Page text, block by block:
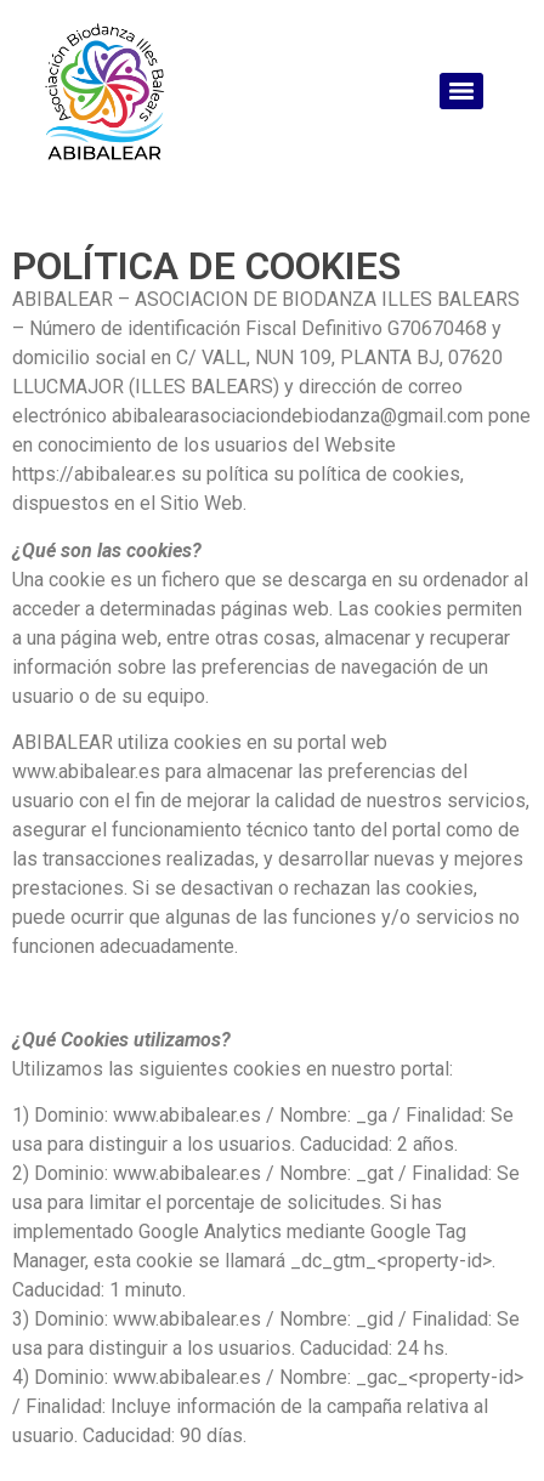
POLÍTICA DE COOKIES
ABIBALEAR – ASOCIACION DE BIODANZA ILLES BALEARS
– Número de identificación Fiscal Definitivo G70670468 y
domicilio social en C/ VALL, NUN 109, PLANTA BJ, 07620
LLUCMAJOR (ILLES BALEARS) y dirección de correo
electrónico abibalearasociaciondebiodanza@gmail.com pone
en conocimiento de los usuarios del Website
https://abibalear.es su política su política de cookies,
dispuestos en el Sitio Web.
¿Qué son las cookies?
Una cookie es un fichero que se descarga en su ordenador al
acceder a determinadas páginas web. Las cookies permiten
a una página web, entre otras cosas, almacenar y recuperar
información sobre las preferencias de navegación de un
usuario o de su equipo.
ABIBALEAR utiliza cookies en su portal web
www.abibalear.es para almacenar las preferencias del
usuario con el fin de mejorar la calidad de nuestros servicios,
asegurar el funcionamiento técnico tanto del portal como de
las transacciones realizadas, y desarrollar nuevas y mejores
prestaciones. Si se desactivan o rechazan las cookies,
puede ocurrir que algunas de las funciones y/o servicios no
funcionen adecuadamente.
¿Qué Cookies utilizamos?
Utilizamos las siguientes cookies en nuestro portal:
1) Dominio: www.abibalear.es / Nombre: _ga / Finalidad: Se
usa para distinguir a los usuarios. Caducidad: 2 años.
2) Dominio: www.abibalear.es / Nombre: _gat / Finalidad: Se
usa para limitar el porcentaje de solicitudes. Si has
implementado Google Analytics mediante Google Tag
Manager, esta cookie se llamará _dc_gtm_<property-id>.
Caducidad: 1 minuto.
3) Dominio: www.abibalear.es / Nombre: _gid / Finalidad: Se
usa para distinguir a los usuarios. Caducidad: 24 hs.
4) Dominio: www.abibalear.es / Nombre: _gac_<property-id>
/ Finalidad: Incluye información de la campaña relativa al
usuario. Caducidad: 90 días.